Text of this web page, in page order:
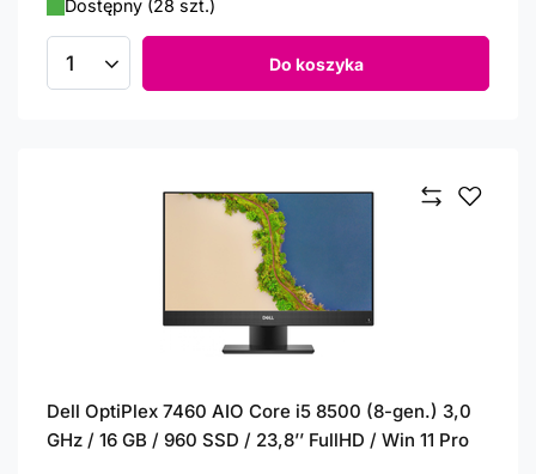
Dostępny (28 szt.)
Ilość produktów Do koszyka
Dell OptiPlex 7460 AIO Core i5 8500 (8-gen.) 3,0
GHz / 16 GB / 960 SSD / 23,8’’ FullHD / Win 11 Pro